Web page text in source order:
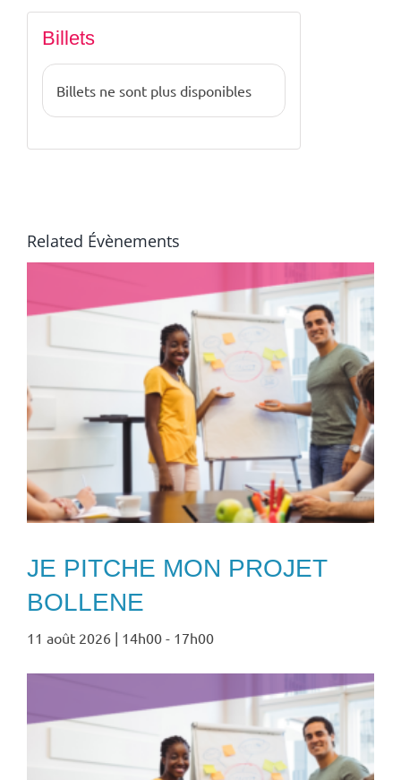
Billets
Billets ne sont plus disponibles
Related Évènements
JE PITCHE MON PROJET
BOLLENE
11 août 2026 | 14h00 - 17h00